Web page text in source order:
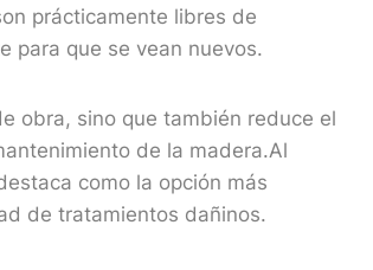
prácticamente libres de
para que se vean nuevos.
obra, sino que también reduce el
de la madera.Al
como la opción más
de tratamientos dañinos.